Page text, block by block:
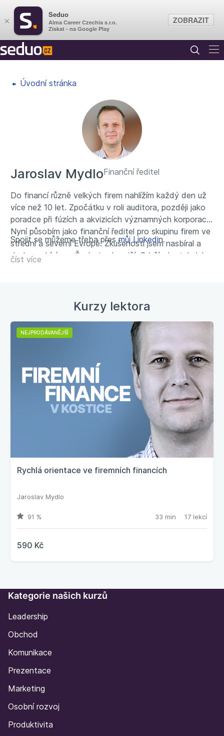
Úvodní stránka
Jaroslav MydloFinanční ředitel
Do financí různě velkých firem nahlížím každý den už
více než 10 let. Zpočátku v roli auditora, později jako
poradce při fúzích a akvizicích významných korporací.
Nyní působím jako finanční ředitel pro skupinu firem ve
střední a severní Evropě. Zkušenosti jsem nasbíral a
dodnes sbírám v Česku i zahraničí. Od čísel a tabulek
Spojit se můžeme třeba přesmůj Linkedin.
číst více
Kurzy lektora
NEJPRODÁVANĚJŠÍ
Rychlá orientace ve firemních financích
Jaroslav Mydlo
91 % 33 min 17 lekcí
590 Kč
Kategorie našich kurzů
Leadership
Obchod
Komunikace
Prezentace
Marketing
Osobní rozvoj
Produktivita
×
Seduo
Alma Career Czechia s.r.o.
Získat - na Google Play
ZOBRAZIT